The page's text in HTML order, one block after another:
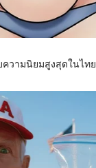
วันหยุดยาว
วามนิยมสูงสุดในไทย